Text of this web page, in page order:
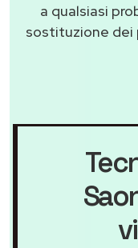
a qualsiasi
sostituzione dei